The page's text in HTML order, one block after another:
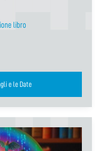
libro
Vedi tutti i Dettagli e le Date